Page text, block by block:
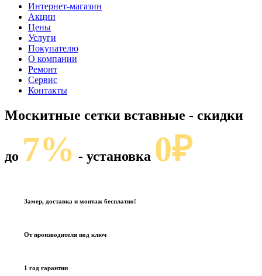
Интернет-магазин
Акции
Цены
Услуги
Покупателю
О компании
Ремонт
Сервис
Контакты
Москитные сетки вставные - скидки
до 7% - установка 0₽
Замер, доставка и монтаж бесплатно!
От производителя под ключ
1 год гарантии